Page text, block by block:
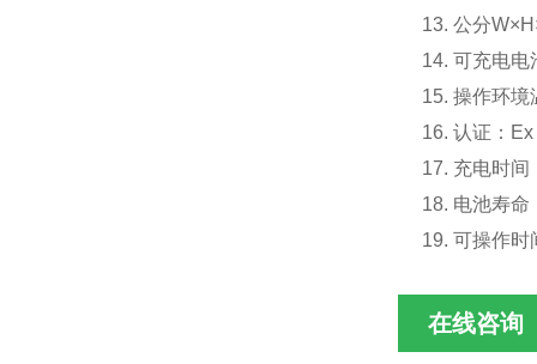
13. 公分
14. 可充电电
15. 操作环境
16. 认证：
17. 充电时间
18. 电池寿命
19. 可操作时
在线咨询